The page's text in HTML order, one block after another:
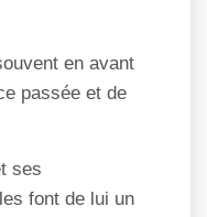
en avant
passée et de
ses
font de lui un